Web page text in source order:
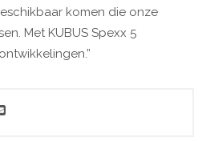
komen die onze
Met KUBUS Spexx 5